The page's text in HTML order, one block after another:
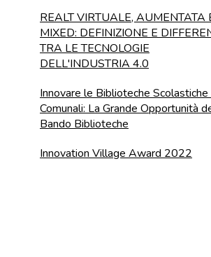
REALT VIRTUALE, AUMENTATA
MIXED: DEFINIZIONE E
TRA LE TECNOLOGIE
DELL'INDUSTRIA 4.0
Innovare le Biblioteche Scolastiche
Comunali: La Grande Opportunità
Bando Biblioteche
Innovation Village Award 2022